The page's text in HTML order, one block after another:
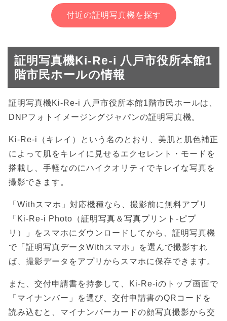
付近の証明写真機を探す
証明写真機Ki-Re-i 八戸市役所本館1
階市民ホールの情報
証明写真機Ki-Re-i 八戸市役所本館1階市民ホールは、
DNPフォトイメージングジャパンの証明写真機。
Ki-Re-i（キレイ）という名のとおり、美肌と肌色補正
によって肌をキレイに見せるエクセレント・モードを
搭載し、手軽なのにハイクオリティでキレイな写真を
撮影できます。
「Withスマホ」対応機種なら、撮影前に無料アプリ
「Ki-Re-i Photo（証明写真＆写真プリント-ピプ
リ）」をスマホにダウンロードしてから、証明写真機
で「証明写真データWithスマホ」を選んで撮影すれ
ば、撮影データをアプリからスマホに保存できます。
また、交付申請書を持参して、Ki-Re-iのトップ画面で
「マイナンバー」を選び、交付申請書のQRコードを
読み込むと、マイナンバーカードの顔写真撮影から交